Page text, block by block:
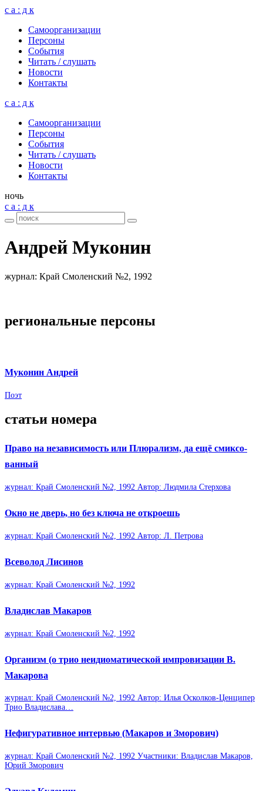
с а : д к
Само­ор­га­ни­за­ции
Пер­соны
Собы­тия
Читать / слу­шать
Ново­сти
Кон­такты
с а : д к
Само­ор­га­ни­за­ции
Пер­соны
Собы­тия
Читать / слу­шать
Ново­сти
Кон­такты
ночь
с а : д к
Андрей Муко­нин
жур­нал: Край Смо­лен­ский №2, 1992
реги­о­наль­ные пер­соны
Муко­нин Андрей
Поэт
ста­тьи номера
Право на неза­ви­си­мость или Плю­ра­лизм, да ещё смик­со­
ван­ный
жур­нал: Край Смо­лен­ский №2, 1992 Автор: Люд­мила Стер­хова
Окно не дверь, но без ключа не откро­ешь
жур­нал: Край Смо­лен­ский №2, 1992 Автор: Л. Пет­рова
Все­во­лод Лиси­нов
жур­нал: Край Смо­лен­ский №2, 1992
Вла­ди­слав Мака­ров
жур­нал: Край Смо­лен­ский №2, 1992
Орга­низм (о трио неиди­о­ма­ти­че­ской импро­ви­за­ции В.
Мака­рова
жур­нал: Край Смо­лен­ский №2, 1992 Автор: Илья Осколков-Ценципер
Трио Вла­ди­слава…
Нефи­гу­ра­тив­ное интер­вью (Мака­ров и Змо­ро­вич)
жур­нал: Край Смо­лен­ский №2, 1992 Участ­ники: Вла­ди­слав Мака­ров,
Юрий Змо­ро­вич